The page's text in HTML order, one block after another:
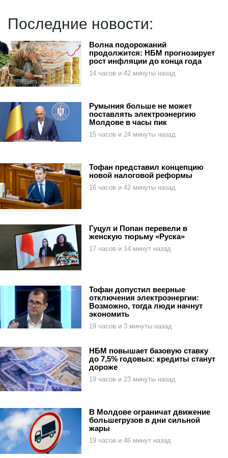
Последние новости:
Волна подорожаний
продолжится: НБМ прогнозирует
рост инфляции до конца года
14 часов и 42 минуты назад
Румыния больше не может
поставлять электроэнергию
Молдове в часы пик
15 часов и 24 минуты назад
Тофан представил концепцию
новой налоговой реформы
16 часов и 42 минуты назад
Гуцул и Попан перевели в
женскую тюрьму «Руска»
17 часов и 14 минут назад
Тофан допустил веерные
отключения электроэнергии:
Возможно, тогда люди начнут
экономить
19 часов и 3 минуты назад
НБМ повышает базовую ставку
до 7,5% годовых: кредиты станут
дороже
19 часов и 23 минуты назад
В Молдове ограничат движение
большегрузов в дни сильной
жары
19 часов и 46 минут назад